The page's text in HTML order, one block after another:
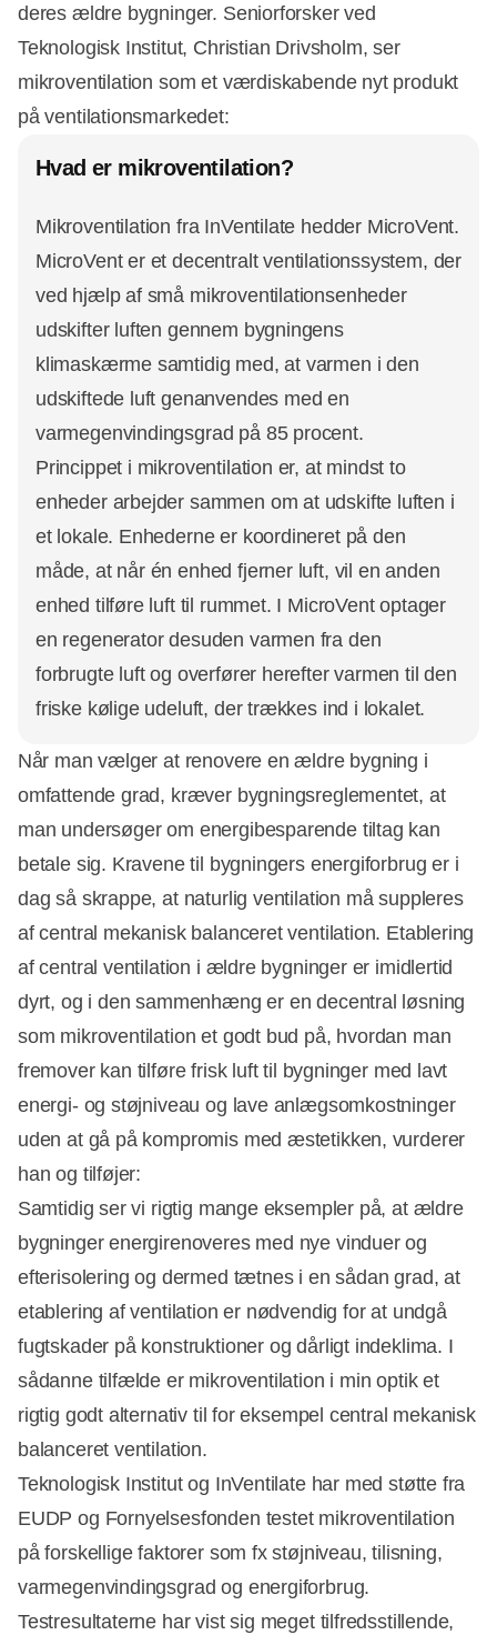
deres ældre bygninger. Seniorforsker ved
Teknologisk Institut, Christian Drivsholm, ser
mikroventilation som et værdiskabende nyt produkt
på ventilationsmarkedet:
Hvad er mikroventilation?
Mikroventilation fra InVentilate hedder MicroVent.
MicroVent er et decentralt ventilationssystem, der
ved hjælp af små mikroventilationsenheder
udskifter luften gennem bygningens
klimaskærme samtidig med, at varmen i den
udskiftede luft genanvendes med en
varmegenvindingsgrad på 85 procent.
Princippet i mikroventilation er, at mindst to
enheder arbejder sammen om at udskifte luften i
et lokale. Enhederne er koordineret på den
måde, at når én enhed fjerner luft, vil en anden
enhed tilføre luft til rummet. I MicroVent optager
en regenerator desuden varmen fra den
forbrugte luft og overfører herefter varmen til den
friske kølige udeluft, der trækkes ind i lokalet.
Når man vælger at renovere en ældre bygning i
omfattende grad, kræver bygningsreglementet, at
man undersøger om energibesparende tiltag kan
betale sig. Kravene til bygningers energiforbrug er i
dag så skrappe, at naturlig ventilation må suppleres
af central mekanisk balanceret ventilation. Etablering
af central ventilation i ældre bygninger er imidlertid
dyrt, og i den sammenhæng er en decentral løsning
som mikroventilation et godt bud på, hvordan man
fremover kan tilføre frisk luft til bygninger med lavt
energi- og støjniveau og lave anlægsomkostninger
uden at gå på kompromis med æstetikken, vurderer
han og tilføjer:
Samtidig ser vi rigtig mange eksempler på, at ældre
bygninger energirenoveres med nye vinduer og
efterisolering og dermed tætnes i en sådan grad, at
etablering af ventilation er nødvendig for at undgå
fugtskader på konstruktioner og dårligt indeklima. I
sådanne tilfælde er mikroventilation i min optik et
rigtig godt alternativ til for eksempel central mekanisk
balanceret ventilation.
Teknologisk Institut og InVentilate har med støtte fra
EUDP og Fornyelsesfonden testet mikroventilation
på forskellige faktorer som fx støjniveau, tilisning,
varmegenvindingsgrad og energiforbrug.
Testresultaterne har vist sig meget tilfredsstillende,